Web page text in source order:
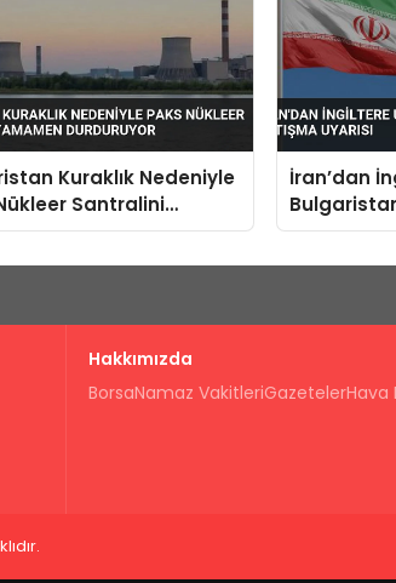
Kuraklık Nedeniyle
Santralini
Durduruyor
İran’dan
Hakkımızda
BorsaNamaz VakitleriGazetelerHava